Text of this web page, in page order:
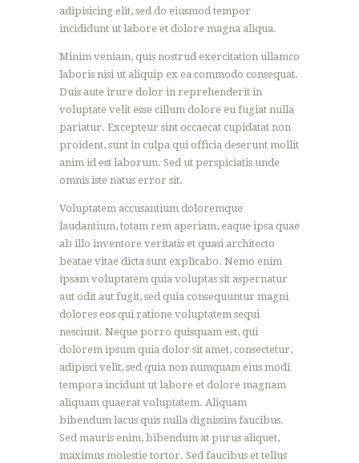
adipisicing elit, sed do eiusmod tempor
incididunt ut labore et dolore magna aliqua.
Minim veniam, quis nostrud exercitation ullamco
laboris nisi ut aliquip ex ea commodo consequat.
Duis aute irure dolor in reprehenderit in
voluptate velit esse cillum dolore eu fugiat nulla
pariatur. Excepteur sint occaecat cupidatat non
proident, sunt in culpa qui officia deserunt mollit
anim id est laborum. Sed ut perspiciatis unde
omnis iste natus error sit.
Voluptatem accusantium doloremque
laudantium, totam rem aperiam, eaque ipsa quae
ab illo inventore veritatis et quasi architecto
beatae vitae dicta sunt explicabo. Nemo enim
ipsam voluptatem quia voluptas sit aspernatur
aut odit aut fugit, sed quia consequuntur magni
dolores eos qui ratione voluptatem sequi
nesciunt. Neque porro quisquam est, qui
dolorem ipsum quia dolor sit amet, consectetur,
adipisci velit, sed quia non numquam eius modi
tempora incidunt ut labore et dolore magnam
aliquam quaerat voluptatem. Aliquam
bibendum lacus quis nulla dignissim faucibus.
Sed mauris enim, bibendum at purus aliquet,
maximus molestie tortor. Sed faucibus et tellus